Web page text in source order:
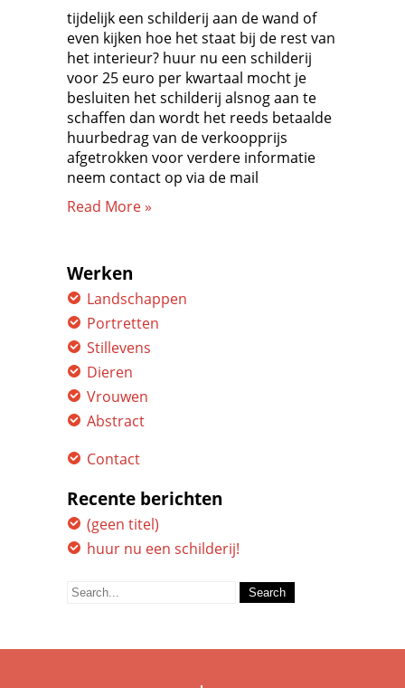
tijdelijk een schilderij aan de wand of
even kijken hoe het staat bij de rest van
het interieur? huur nu een schilderij
voor 25 euro per kwartaal mocht je
besluiten het schilderij alsnog aan te
schaffen dan wordt het reeds betaalde
huurbedrag van de verkoopprijs
afgetrokken voor verdere informatie
neem contact op via de mail
Read More »
Werken
Landschappen
Portretten
Stillevens
Dieren
Vrouwen
Abstract
Contact
Recente berichten
(geen titel)
huur nu een schilderij!
Search